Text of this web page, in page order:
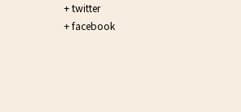
+ twitter
+ facebook